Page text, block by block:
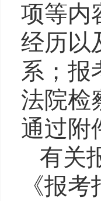
项等内
经历以
系；报
法院检
通过附
有关
《报考